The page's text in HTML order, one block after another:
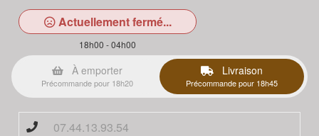
Actuellement fermé...
18h00 - 04h00
À emporter
Précommande pour 18h20
Livraison
Précommande pour 18h45
07.44.13.93.54